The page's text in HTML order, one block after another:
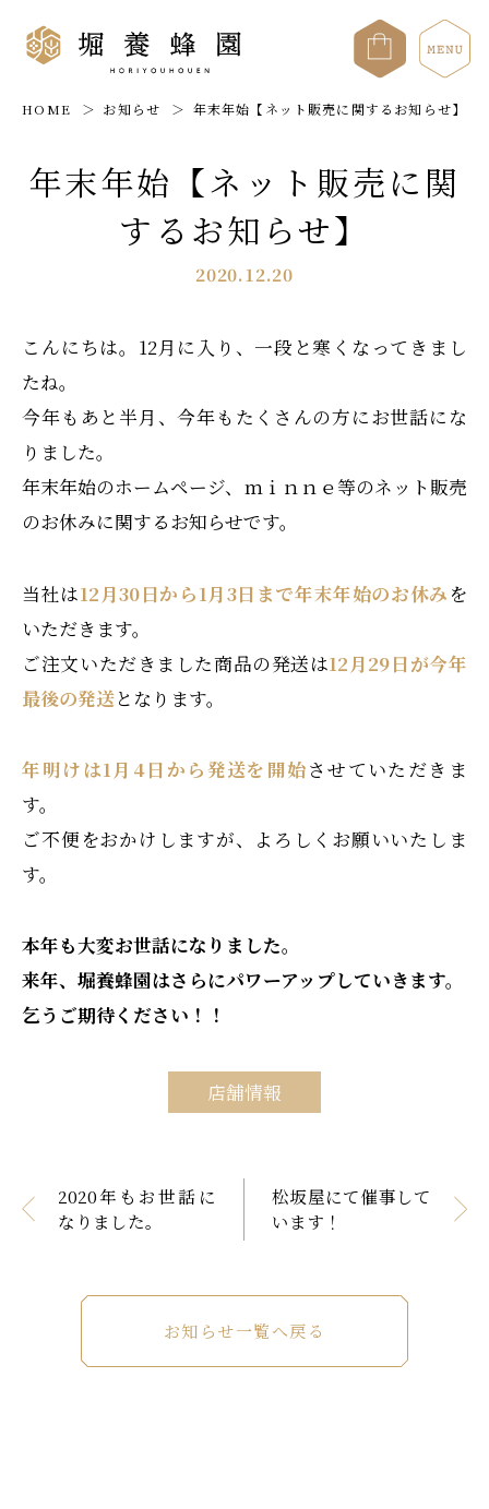
HOME お知らせ 年末年始【ネット販売に関するお知らせ】
年末年始【ネット販売に関
するお知らせ】
2020.12.20
こんにちは。12月に入り、一段と寒くなってきまし
たね。
今年もあと半月、今年もたくさんの方にお世話にな
りました。
年末年始のホームページ、ｍｉｎｎｅ等のネット販売
のお休みに関するお知らせです。
当社は12月30日から1月3日まで年末年始のお休み を
いただきます。
ご注文いただきました商品の発送は12月29日が今年
最後の発送となります。
年明けは1月4日から発送を開始させていただきま
す。
ご不便をおかけしますが、よろしくお願いいたしま
す。
本年も大変お世話になりました。
来年、堀養蜂園はさらにパワーアップしていきます。
乞うご期待ください！！
店舗情報
2020年もお世話に
なりました。
松坂屋にて催事して
います！
お知らせ一覧へ戻る